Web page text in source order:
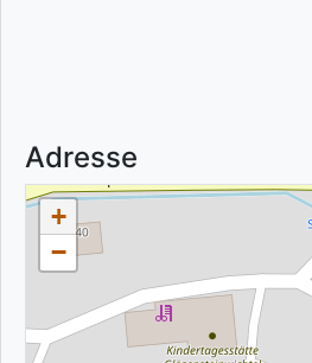
Adresse
+
−